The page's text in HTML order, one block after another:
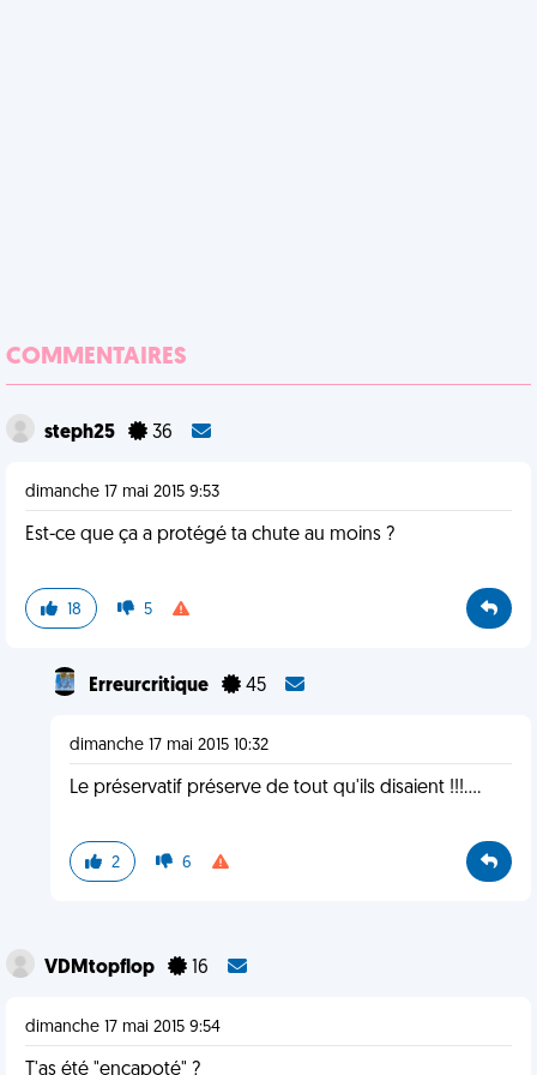
COMMENTAIRES
steph25 36
dimanche 17 mai 2015 9:53
Est-ce que ça a protégé ta chute au moins ?
18 5
Erreurcritique 45
dimanche 17 mai 2015 10:32
Le préservatif préserve de tout qu'ils disaient !!!....
2 6
VDMtopflop 16
dimanche 17 mai 2015 9:54
T'as été "encapoté" ?